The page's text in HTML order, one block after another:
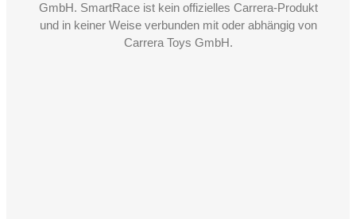
GmbH. SmartRace ist kein offizielles Carrera-Produkt
und in keiner Weise verbunden mit oder abhängig von
Carrera Toys GmbH.